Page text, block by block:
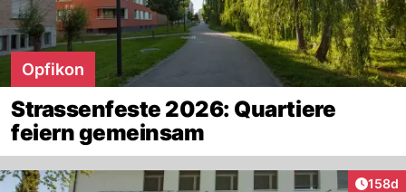
Opfikon
Strassenfeste 2026: Quartiere
feiern gemeinsam
158d